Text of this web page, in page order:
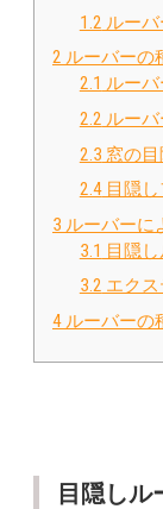
1.2 ルー
2 ルーバーの
2.1 ルー
2.2 ルー
2.3 窓の
2.4目隠し
3 ルーバーに
3.1 目隠
3.2 エク
4 ルーバーの
目隠しル